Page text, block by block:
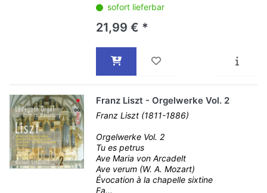
sofort lieferbar
21,99 € *
Franz Liszt - Orgelwerke Vol. 2
Franz Liszt (1811-1886)
Orgelwerke Vol. 2
Tu es petrus
Ave Maria von Arcadelt
Ave verum (W. A. Mozart)
Évocation à la chapelle sixtine
Fa...